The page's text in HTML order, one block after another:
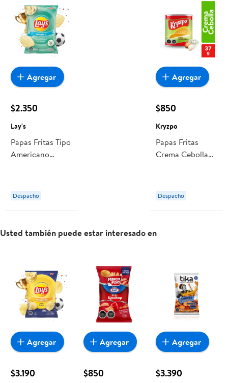
$2.350
Lay's
Papas Fritas Tipo
Americano
Despacho
Agregar
$850
Kryzpo
Papas Fritas
Crema Cebolla
Despacho
Agregar
Usted también puede estar interesado en
$3.190
Agregar
$850
Agregar
$3.390
Agregar